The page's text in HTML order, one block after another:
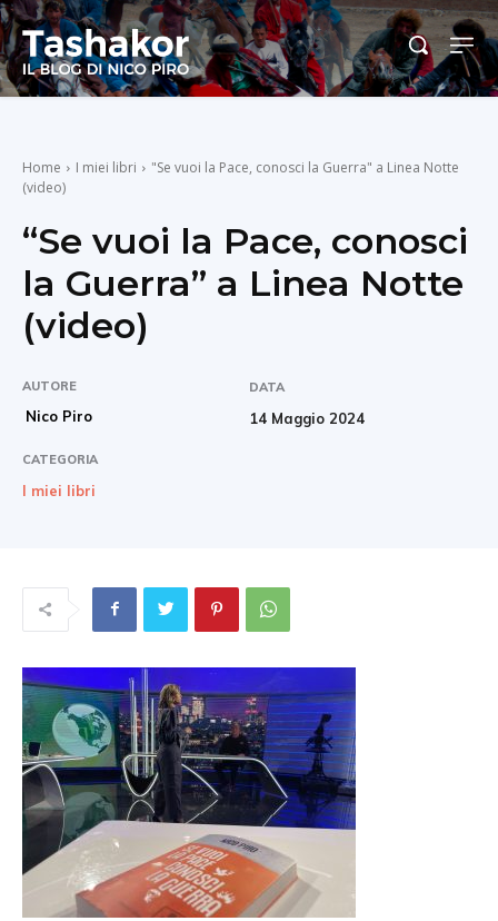
Home I miei libri
"Se vuoi la Pace, conosci la Guerra" a Linea Notte
(video)
“Se vuoi la Pace, conosci
la Guerra” a Linea Notte
(video)
AUTORE
Nico Piro
DATA
14 Maggio 2024
CATEGORIA
I miei libri